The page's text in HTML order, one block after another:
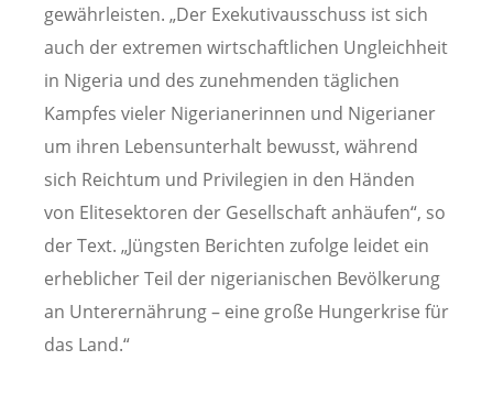
gewährleisten. „Der Exekutivausschuss ist sich
auch der extremen wirtschaftlichen Ungleichheit
in Nigeria und des zunehmenden täglichen
Kampfes vieler Nigerianerinnen und Nigerianer
um ihren Lebensunterhalt bewusst, während
sich Reichtum und Privilegien in den Händen
von Elitesektoren der Gesellschaft anhäufen“, so
der Text. „Jüngsten Berichten zufolge leidet ein
erheblicher Teil der nigerianischen Bevölkerung
an Unterernährung – eine große Hungerkrise für
das Land.“